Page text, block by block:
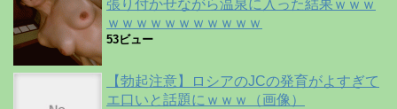
張り付かせながら温泉に入った結果ｗｗｗ
ｗｗｗｗｗｗｗｗｗｗｗ
53ビュー
【勃起注意】ロシアのJCの発育がよすぎて
エ口いと話題にｗｗｗ（画像）